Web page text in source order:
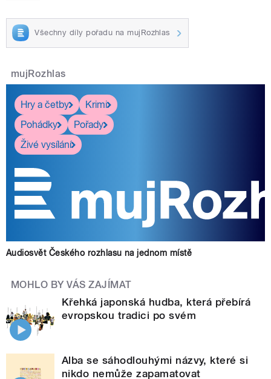
Všechny díly pořadu na mujRozhlas
mujRozhlas
Hry a četby
Krimi
Pohádky
Pořady
Živé vysílání
Audiosvět Českého rozhlasu na jednom místě
MOHLO BY VÁS ZAJÍMAT
Křehká japonská hudba, která přebírá
evropskou tradici po svém
Alba se sáhodlouhými názvy, které si
nikdo nemůže zapamatovat